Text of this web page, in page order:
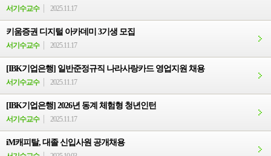
서기수교수 2025.11.17
키움증권 디지털 아카데미 3기생 모집
서기수교수 2025.11.17
[IBK기업은행] 일반준정규직 나라사랑카드 영업지원 채용
서기수교수 2025.11.17
[IBK기업은행] 2026년 동계 체험형 청년인턴
서기수교수 2025.11.17
iM캐피탈, 대졸 신입사원 공개채용